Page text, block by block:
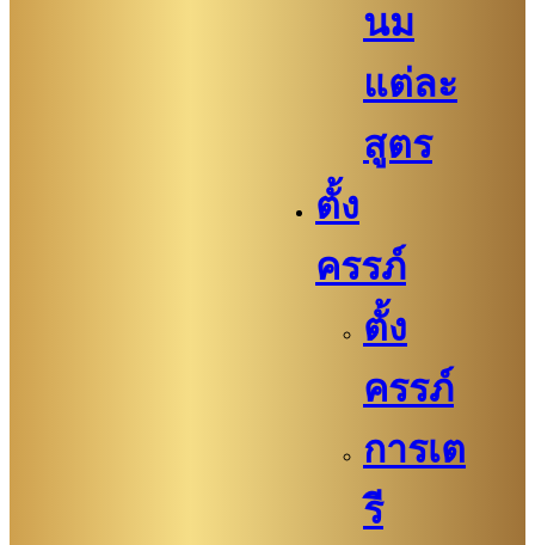
นม
แต่ละ
สูตร
ตั้ง
ครรภ์
ตั้ง
ครรภ์
การเต
รี